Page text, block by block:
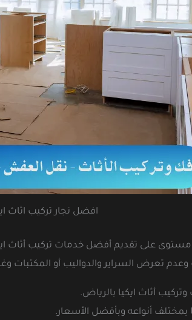
افضل نجار تركيب اثاث
على تقديم أفضل خدمات تركيب أثاث
وعدم تعرض السراير والدواليب أو المكتبات
أثاث ايكيا بالرياض.
بمختلف أنواعه وبأفضل الأسعار.